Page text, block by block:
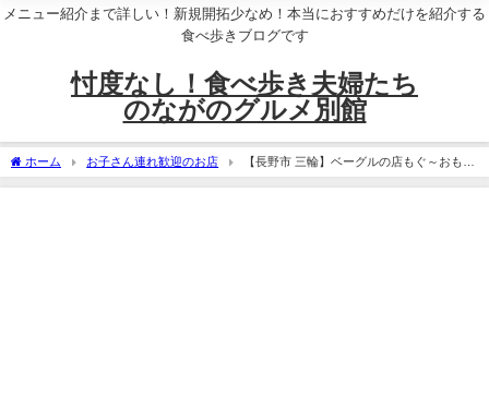
メニュー紹介まで詳しい！新規開拓少なめ！本当におすすめだけを紹介する
食べ歩きブログです
忖度なし！食べ歩き夫婦たち
のながのグルメ別館
ホーム お子さん連れ歓迎のお店
【長野市 三輪】ベーグルの店もぐ～おもち
みたいなむっちり食感！小麦と米粉の食べ比べも楽しい～